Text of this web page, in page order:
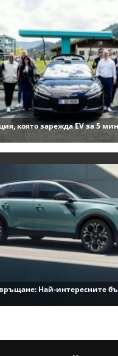
която зарежда EV за 5
Най-интересните